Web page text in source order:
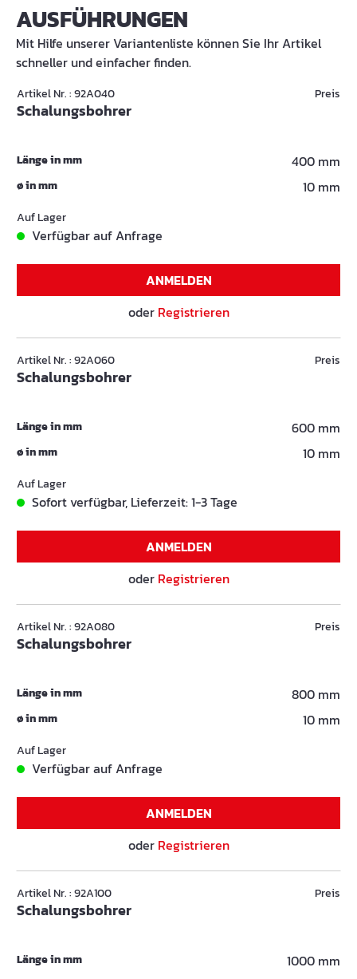
AUSFÜHRUNGEN
Mit Hilfe unserer Variantenliste können Sie Ihr Artikel
schneller und einfacher finden.
Artikel Nr. : 92A040
Schalungsbohrer
Preis
Länge in mm 400 mm
ø in mm 10 mm
Auf Lager
Verfügbar auf Anfrage
ANMELDEN
oder Registrieren
Artikel Nr. : 92A060
Schalungsbohrer
Preis
Länge in mm 600 mm
ø in mm 10 mm
Auf Lager
Sofort verfügbar, Lieferzeit: 1-3 Tage
ANMELDEN
oder Registrieren
Artikel Nr. : 92A080
Schalungsbohrer
Preis
Länge in mm 800 mm
ø in mm 10 mm
Auf Lager
Verfügbar auf Anfrage
ANMELDEN
oder Registrieren
Artikel Nr. : 92A100
Schalungsbohrer
Preis
Länge in mm 1000 mm